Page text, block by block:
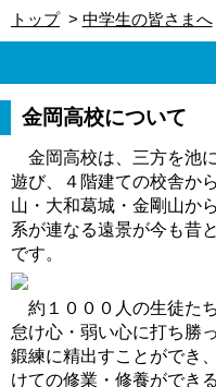
トップ 中学生の皆さまへ
金岡高校について
金岡高校は、三方を池
遊び、４階建ての校舎か
山・大和葛城・金剛山か
系が連なる遠景が今も昔
です。
約１０００人の生徒た
怠け心・弱い心に打ち勝
鍛練に精出すことができ
けての修業・修養ができ